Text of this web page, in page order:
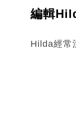
編輯
Hilda經常